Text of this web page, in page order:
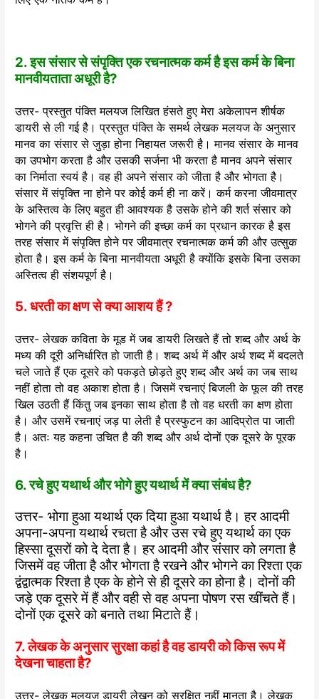
2. इस संसार से संपृक्ति एक रचनात्मक कर्म है इस कर्म के बिना
मानवीयताता अधूरी है?
उत्तर- प्रस्तुत पंक्ति मलयज लिखित हंसते हुए मेरा अकेलापन शीर्षक
डायरी से ली गई है। प्रस्तुत पंक्ति के समर्थ लेखक मलयज के अनुसार
मानव का संसार से जुड़ा होना निहायत जरूरी है। मानव संसार के मानव
का उपभोग करता है और उसकी सर्जना भी करता है मानव अपने संसार
का निर्माता स्वयं है। वह ही अपने संसार को जीता है और भोगता है।
संसार में संपृक्ति ना होने पर कोई कर्म ही ना करें। कर्म करना जीवमात्र
के अस्तित्व के लिए बहुत ही आवश्यक है उसके होने की शर्त संसार को
भोगने की प्रवृत्ति ही है। भोगने की इच्छा कर्म का प्रधान कारक है इस
तरह संसार में संपृक्ति होने पर जीवमात्र रचनात्मक कर्म की और उत्सुक
होता है। इस कर्म के बिना मानवीयता अधूरी है क्योंकि इसके बिना उसका
अस्तित्व ही संशयपूर्ण है।
5. धरती का क्षण से क्या आशय हैं ?
उत्तर- लेखक कविता के मूड में जब डायरी लिखते हैं तो शब्द और अर्थ के
मध्य की दूरी अनिर्धारित हो जाती है। शब्द अर्थ में और अर्थ शब्द में बदलते
चले जाते हैं एक दूसरे को पकड़ते छोड़ते हुए शब्द और अर्थ का जब साथ
नहीं होता तो वह अकाश होता है। जिसमें रचनाएं बिजली के फूल की तरह
खिल उठती हैं किंतु जब इनका साथ होता है तो वह धरती का क्षण होता
है। और उसमें रचनाएं जड़ पा लेती है प्रस्फुटन का आदिप्रोत पा जाती
है। अतः यह कहना उचित है की शब्द और अर्थ दोनों एक दूसरे के पूरक
है।
6. रचे हुए यथार्थ और भोगे हुए यथार्थ में क्या संबंध है?
उत्तर- भोगा हुआ यथार्थ एक दिया हुआ यथार्थ है। हर आदमी
अपना-अपना यथार्थ रचता है और उस रचे हुए यथार्थ का एक
हिस्सा दूसरों को दे देता है। हर आदमी और संसार को लगता है
जिसमें वह जीता है और भोगता है रखने और भोगने का रिश्ता एक
द्वंद्वात्मक रिश्ता है एक के होने से ही दूसरे का होना है। दोनों की
जड़े एक दूसरे में हैं और वही से वह अपना पोषण रस खींचते हैं।
दोनों एक दूसरे को बनाते तथा मिटाते हैं।
7. लेखक के अनुसार सुरक्षा कहां है वह डायरी को किस रूप में
देखना चाहता है?
उत्तर- लेखक मलयज डायरी लेखन को सुरक्षित नहीं मानता है। लेखक